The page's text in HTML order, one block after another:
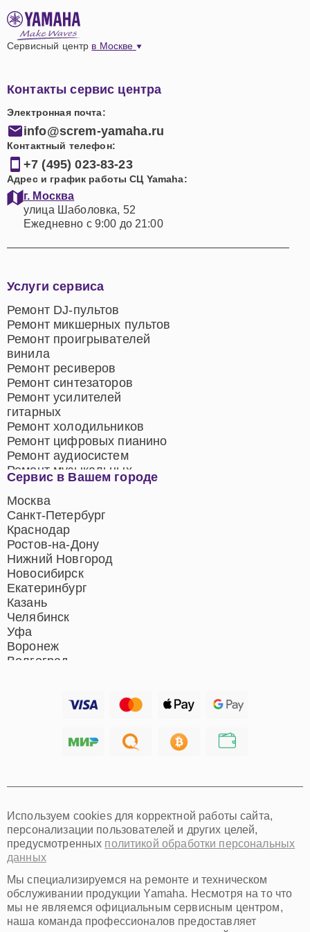
Сервисный центр в Москве
Контакты сервис центра
Электронная почта:
info@screm-yamaha.ru
Контактный телефон:
+7 (495) 023-83-23
Адрес и график работы СЦ Yamaha:
г. Москва
улица Шаболовка, 52
Ежедневно с 9:00 до 21:00
Сервис в Вашем городе
Москва
Санкт-Петербург
Краснодар
Ростов-на-Дону
Нижний Новгород
Новосибирск
Екатеринбург
Казань
Челябинск
Уфа
Воронеж
Волгоград
Хабаровск
Омск
Красноярск
Пермь
Ульяновск
Киров
Архангельск
Астрахань
Белгород
Услуги сервиса
Ремонт DJ-пультов
Ремонт микшерных пультов
Ремонт проигрывателей
винила
Ремонт ресиверов
Ремонт синтезаторов
Ремонт усилителей
гитарных
Ремонт холодильников
Ремонт цифровых пианино
Ремонт аудиосистем
Ремонт музыкальных
центров
Ремонт домашних
кинотеатров
Ремонт микрофонов
Ремонт акустических
систем
Используем cookies для корректной работы сайта,
персонализации пользователей и других целей,
предусмотренных политикой обработки персональных
данных
Мы специализируемся на ремонте и техническом
обслуживании продукции Yamaha. Несмотря на то что
мы не являемся официальным сервисным центром,
наша команда профессионалов предоставляет